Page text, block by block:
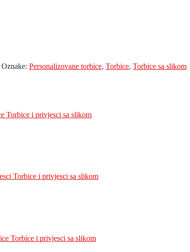
Oznake: Personalizovane torbice, Torbice, Torbice sa slikom